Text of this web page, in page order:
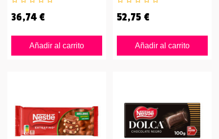
36,74 €
Añadir al carrito
52,75 €
Añadir al carrito